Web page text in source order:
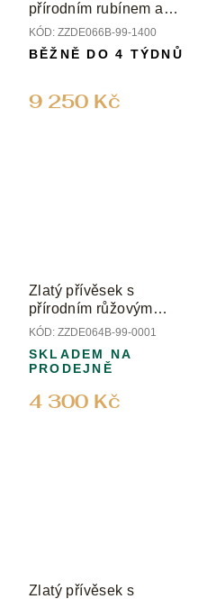
přírodním rubínem a
diamanty
KÓD: ZZDE066B-99-1400
9 250 Kč
BĚŽNĚ DO 4 TÝDNŮ
Zlatý přívěsek s
přírodním růžovým
safírem
KÓD: ZZDE064B-99-0001
4 300 Kč
SKLADEM NA
PRODEJNĚ
Zlatý přívěsek s